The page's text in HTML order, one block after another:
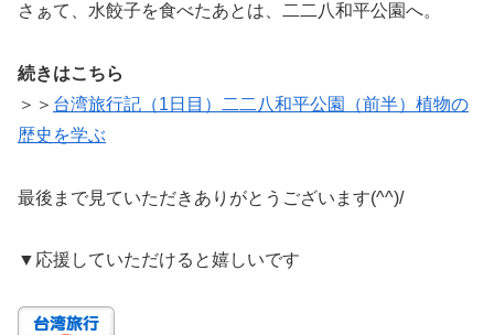
さぁて、水餃子を食べたあとは、二二八和平公園へ。
続きはこちら
＞＞ 台湾旅行記（1日目）二二八和平公園（前半）植物の
歴史を学ぶ
最後まで見ていただきありがとうございます(^^)/
▼ 応援していただけると嬉しいです